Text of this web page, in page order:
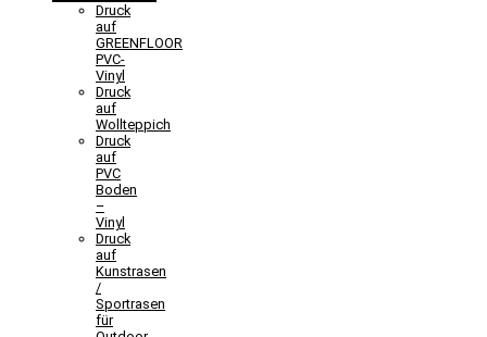
Druck
auf
GREENFLOOR
PVC-
Vinyl
Druck
auf
Wollteppich
Druck
auf
PVC
Boden
–
Vinyl
Druck
auf
Kunstrasen
/
Sportrasen
für